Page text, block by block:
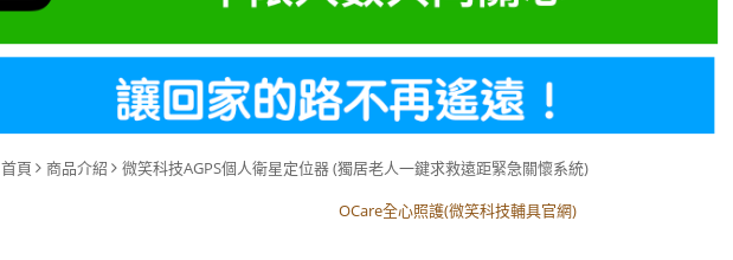
首頁 商品介紹
微笑科技AGPS個人衛星定位器 (獨居老人一鍵求救遠距緊急關懷系統)
OCare全心照護(微笑科技輔具官網)